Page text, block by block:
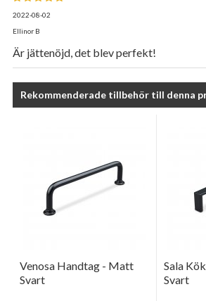
2022-08-02
Ellinor B
Är jättenöjd, det blev perfekt!
Rekommenderade tillbehör till denna
Venosa Handtag - Matt
Svart
Sala
Svart